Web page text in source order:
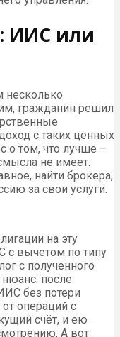
ИИС или
несколько
гражданин решил
с таких ценных
о том, что лучше –
не имеет.
найти брокера,
за свои услуги.
на эту
с вычетом по типу
с полученного
после
без потери
операций с
счёт, и ею
А вот